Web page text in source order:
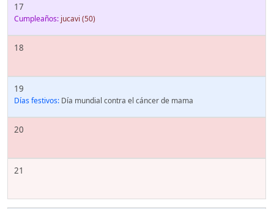
17
Cumpleaños: jucavi (50)
18
19
Días festivos: Día mundial contra el cáncer de mama
20
21